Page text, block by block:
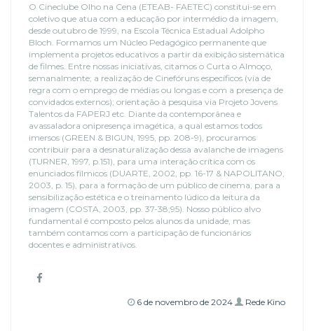
O Cineclube Olho na Cena (ETEAB- FAETEC) constitui-se em
coletivo que atua com a educação por intermédio da imagem,
desde outubro de 1999, na Escola Técnica Estadual Adolpho
Bloch. Formamos um Núcleo Pedagógico permanente que
implementa projetos educativos a partir da exibição sistemática
de filmes. Entre nossas iniciativas, citamos o Curta o Almoço,
semanalmente; a realização de Cinefóruns específicos (via de
regra com o emprego de médias ou longas e com a presença de
convidados externos); orientação à pesquisa via Projeto Jovens
Talentos da FAPERJ etc. Diante da contemporânea e
avassaladora onipresença imagética, a qual estamos todos
imersos (GREEN & BIGUN, 1995, pp. 208-9), procuramos
contribuir para a desnaturalização dessa avalanche de imagens
(TURNER, 1997, p.151), para uma interação crítica com os
enunciados fílmicos (DUARTE, 2002, pp. 16-17 & NAPOLITANO,
2003, p. 15), para a formação de um público de cinema, para a
sensibilização estética e o treinamento lúdico da leitura da
imagem (COSTA, 2003, pp. 37-38;95). Nosso público alvo
fundamental é composto pelos alunos da unidade, mas
também contamos com a participação de funcionários
docentes e administrativos.
6 de novembro de 2024 Rede Kino